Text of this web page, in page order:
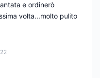
e ordinerò
volta...molto pulito